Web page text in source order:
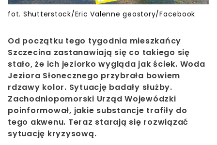
fot. Shutterstock/Eric Valenne geostory/Facebook
Od początku tego tygodnia mieszkańcy
Szczecina zastanawiają się co takiego się
stało, że ich jeziorko wygląda jak ściek. Woda
Jeziora Słonecznego przybrała bowiem
rdzawy kolor. Sytuację badały służby.
Zachodniopomorski Urząd Wojewódzki
poinformował, jakie substancje trafiły do
tego akwenu. Teraz starają się rozwiązać
sytuację kryzysową.